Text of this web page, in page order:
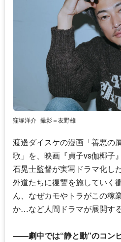
窪塚洋介 撮影＝友野雄
渡邊ダイスケの漫画「善悪の
歌」を、映画『貞子vs伽椰子
石晃士監督が実写ドラマ化し
外道たちに復讐を施していく
ん、なぜカモやトラがこの稼
か…など人間ドラマが展開する
――劇中では“静と動”のコン